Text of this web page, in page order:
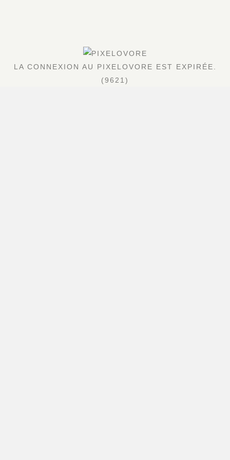
LA CONNEXION AU PIXELOVORE EST EXPIRÉE.
(9621)